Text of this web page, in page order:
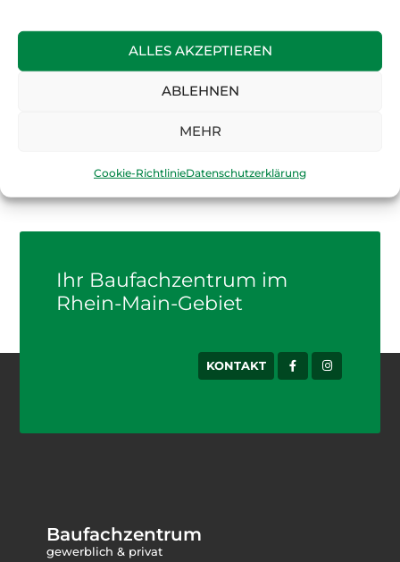
ALLES AKZEPTIEREN
ABLEHNEN
MEHR
Cookie-RichtlinieDatenschutzerklärung
7. Mai 2026 – Handwerkerfrühstück
Kommen Sie vorbei uns lassen Sie sich von Ihrem
Ihr Baufachzentrum im
Rhein-Main-Gebiet
KONTAKT
Baufachzentrum
gewerblich & privat